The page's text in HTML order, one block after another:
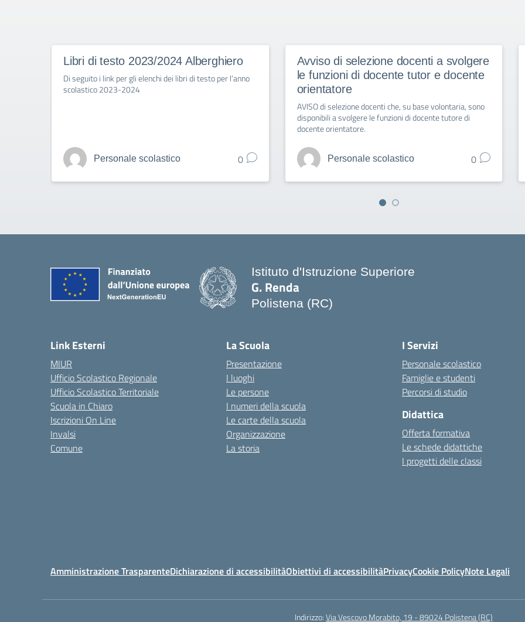
Libri di testo 2023/2024 Alberghiero
Di seguito i link per gli elenchi dei libri di testo per l’anno
scolastico 2023-2024
Personale scolastico 0
Avviso di selezione docenti a svolgere
le funzioni di docente tutor e docente
orientatore
AVISO di selezione docenti che, su base volontaria, sono
disponibili a svolgere le funzioni di docente tutore di
docente orientatore.
Personale scolastico 0
Istituto d'Istruzione Superiore
G. Renda
Polistena (RC)
Link Esterni
MIUR
Ufficio Scolastico Regionale
Ufficio Scolastico Territoriale
Scuola in Chiaro
Iscrizioni On Line
Invalsi
Comune
La Scuola
Presentazione
I luoghi
Le persone
I numeri della scuola
Le carte della scuola
Organizzazione
La storia
I Servizi
Personale scolastico
Famiglie e studenti
Percorsi di studio
Didattica
Offerta formativa
Le schede didattiche
I progetti delle classi
Amministrazione TrasparenteDichiarazione di accessibilitàObiettivi di accessibilitàPrivacyCookie PolicyNote Legali
Indirizzo:Via Vescovo Morabito, 19 - 89024 Polistena (RC)